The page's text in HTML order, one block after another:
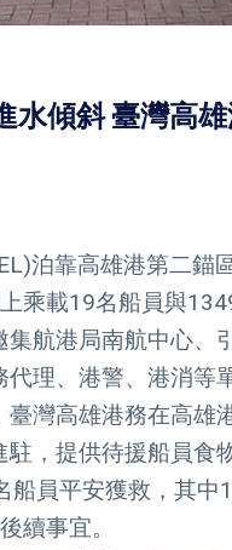
水傾斜 臺灣高
泊靠高雄港第二錨
乘載19名船員與
航港局南航中心、
理、港警、港消等
灣高雄港務在高雄
，提供待援船員食
員平安獲救，其中
續事宜。